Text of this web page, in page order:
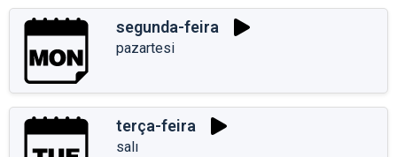
segunda-feira
pazartesi
terça-feira
salı